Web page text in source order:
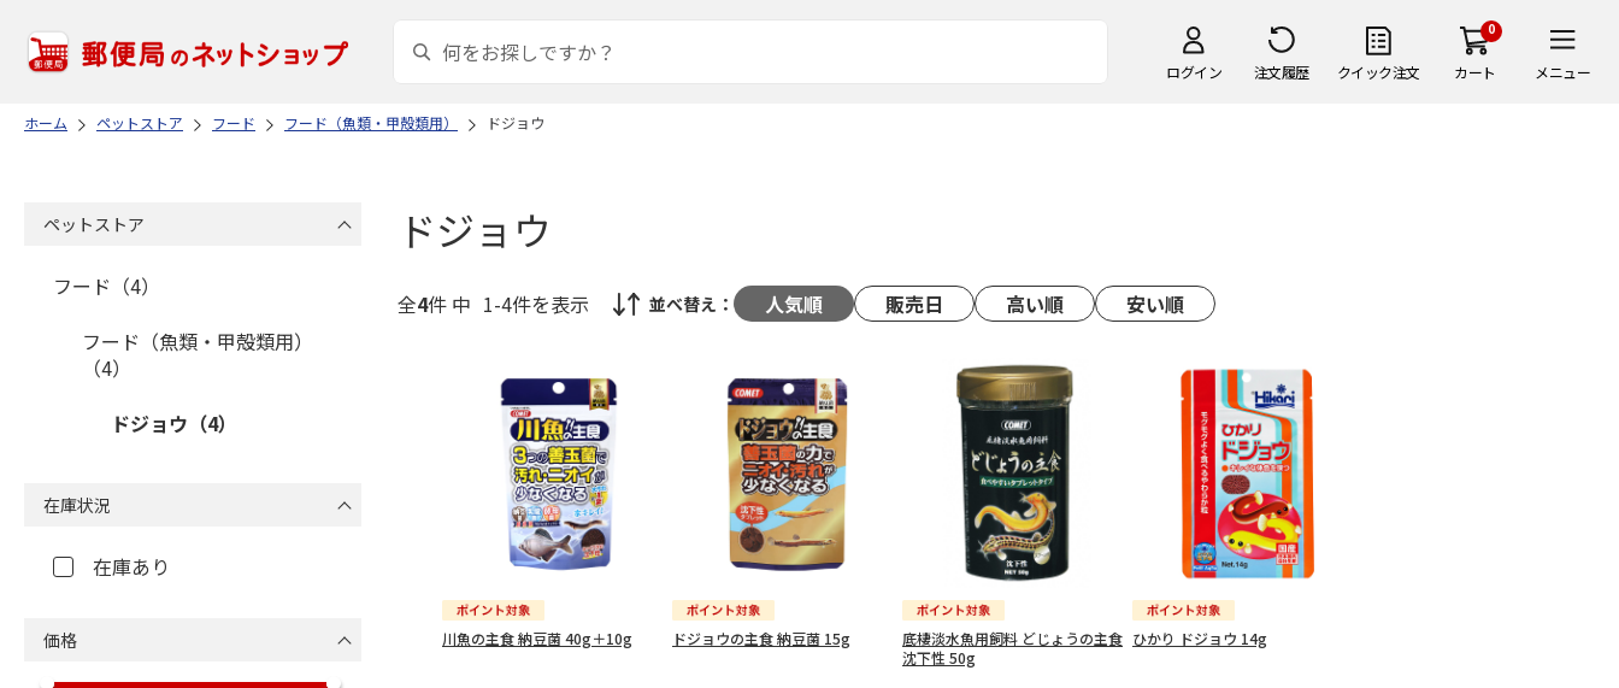
ログイン 注文履歴 クイック注文
0
カート メニュー
ホーム ペットストア フード フード（魚類・甲殻類用） ドジョウ
ドジョウ
全4件 中 1-4件を表示 並べ替え： 人気順 販売日 高い順 安い順
川魚の主食 納豆菌 40g＋10g ドジョウの主食 納豆菌 15g
底棲淡水魚用飼料 どじょうの主食
沈下性 50g
ひかり ドジョウ 14g
ペットストア
フード（4）
フード（魚類・甲殻類用）
（4）
ドジョウ（4）
在庫状況
在庫あり
価格